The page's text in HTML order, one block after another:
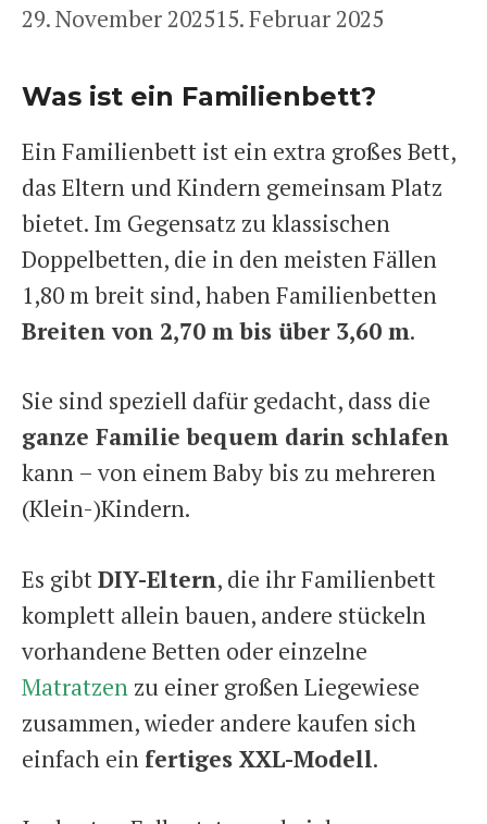
29. November 202515. Februar 2025
Was ist ein Familienbett?
Ein Familienbett ist ein extra großes Bett,
das Eltern und Kindern gemeinsam Platz
bietet. Im Gegensatz zu klassischen
Doppelbetten, die in den meisten Fällen
1,80 m breit sind, haben Familienbetten
Breiten von 2,70 m bis über 3,60 m.
Sie sind speziell dafür gedacht, dass die
ganze Familie bequem darin schlafen
kann – von einem Baby bis zu mehreren
(Klein-)Kindern.
Es gibtDIY-Eltern, die ihr Familienbett
komplett allein bauen, andere stückeln
vorhandene Betten oder einzelne
Matratzen zu einer großen Liegewiese
zusammen, wieder andere kaufen sich
einfach ein fertiges XXL-Modell.